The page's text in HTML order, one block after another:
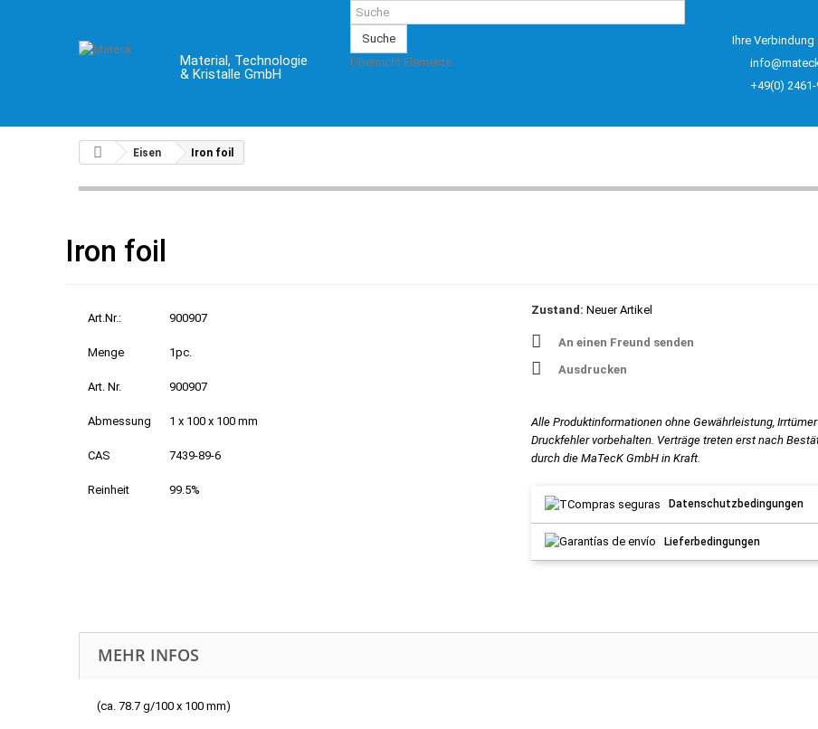
Material, Technologie
& Kristalle GmbH
Suche
Übersicht Elemente
Ihre Verbindung
+49(0)
Eisen Iron foil
Iron foil
Art.Nr.: 900907
Menge 1pc.
Art. Nr. 900907
Abmessung 1 x 100 x 100 mm
CAS 7439-89-6
Reinheit 99.5%
Zustand: Neuer Artikel
An einen Freund senden
Ausdrucken
Alle Produktinformationen ohne Gewährleistung,
Druckfehler vorbehalten. Verträge treten erst nach
durch die MaTecK GmbH in Kraft.
Datenschutzbedingungen
Lieferbedingungen
MEHR INFOS
(ca. 78.7 g/100 x 100 mm)